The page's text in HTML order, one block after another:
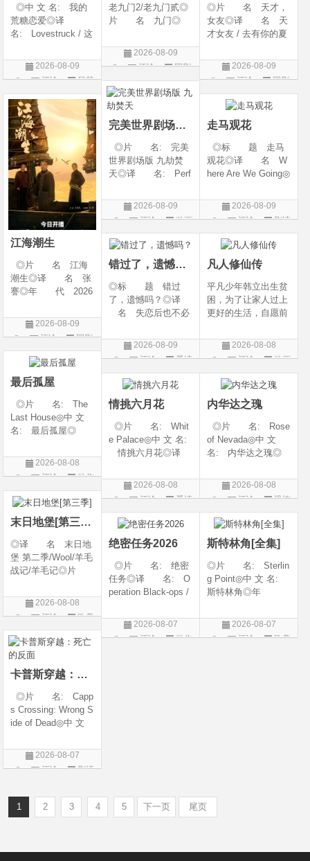
◎中 文 名: 我的
荒糖恋爱◎译
名: Lovestruck / 这
的爱情◎年 代:
2026◎产 地:
剧情 / 爱情◎语
言: 韩语◎上
2026-08-09
评论
日韩
剧
老九门2/老九门贰◎
片 名 九门◎
产 地 中国大陆
◎类 别 剧情 /
言 汉语普通话◎上
映日期 2026-07
2026-08-09
评论
国剧
◎片 名 天才，
女友◎译 名 天
才女友 / 去有你的夏
年 代 2026◎
产 地 中国大陆
爱情◎语 言 汉
语普通话◎上映日期
2026-08-09
评论
国剧
完美世界剧场版 九劫焚天
◎片 名: 完美
世界剧场版 九劫焚
天◎译 名: Perf
ne Calamities Burnin
g Heaven / Perfect
ribulations Incinerate
the H
2026-08-09
评论
动画
片
江海潮生
◎片 名 江海
潮生◎译 名 张
謇◎年 代 2026
陆◎类 别 传记
/ 历史 / 古装◎语
上映日期 2026-07-
20(中国大陆)◎
2026-08-09
评论
国剧
走马观花
◎标 题 走马
观花◎译 名 W
here Are We Going◎
产 地 中国大陆
◎类 别 剧情◎
话◎上映日期 2026
-06-12(中国大陆)◎
2026-08-09
评论
剧情
片
错过了，遗憾吗？
◎标 题 错过
了，遗憾吗？◎译
名 失恋后也不必
rself◎年 代 20
26◎产 地 中国
剧 / 爱情◎语
言 汉语普通话◎上
映
2026-08-09
评论
爱情
片
凡人修仙传
平凡少年韩立出生贫
困，为了让家人过上
更好的生活，自愿前
核，最终被墨大夫收
入门下。 墨大夫一
养、传授医术，让韩
立对他非常感激，但
随着一同入
2026-08-08
评论
动画
片
最后孤屋
◎片 名: The
Last House◎中 文
名: 最后孤屋◎
Eleven Eight One S
even◎年 代: 2
国 / 法国 / 美国◎
类 别: 动作 /
2026-08-08
评论
动作
片
情挑六月花
◎片 名: Whit
e Palace◎中 文 名:
情挑六月花◎译
道之恋 / 白色宫殿◎
年 代: 1990◎
类 别: 剧情 / 爱
情◎语
2026-08-08
评论
爱情
片
内华达之瑰
◎片 名: Rose
of Nevada◎中 文
名: 内华达之瑰◎
玫瑰 / 英伦转生号
(港) / 谜航(台)◎年
地: 英国◎类
别: 剧情 / 恐
2026-08-08
评论
恐怖
片
末日地堡[第三季]
◎译 名 末日地
堡 第二季/Wool/羊毛
战记/羊毛记◎片
◎年 代 2024◎
产 地 美国◎
幻 / 悬疑◎语
言 英语◎上映日
2026-08-08
评论
欧美
剧
绝密任务2026
◎片 名: 绝密
任务◎译 名: O
peration Black-ops /
&amp;middot;绝密任
务◎年 代: 202
2026-08-07
评论
动作
斯特林角[全集]
◎片 名: Sterlin
g Point◎中 文 名:
斯特林角◎年
地: 美国◎类
别: 剧情◎语
2026-08-07
评论
欧美
卡普斯穿越：死亡的反面
◎片 名: Capp
s Crossing: Wrong S
ide of Dead◎中 文
死亡的反面◎年
代: 2026◎产
悚 / 犯罪◎语
2026-08-07
评论
剧情
1 2 3 4 5 下一页 尾页